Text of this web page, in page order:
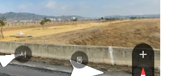
서
동